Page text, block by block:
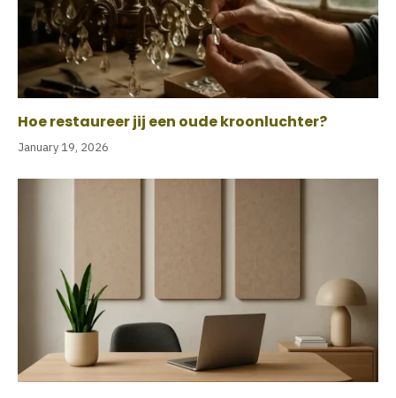
Hoe restaureer jij een oude kroonluchter?
January 19, 2026